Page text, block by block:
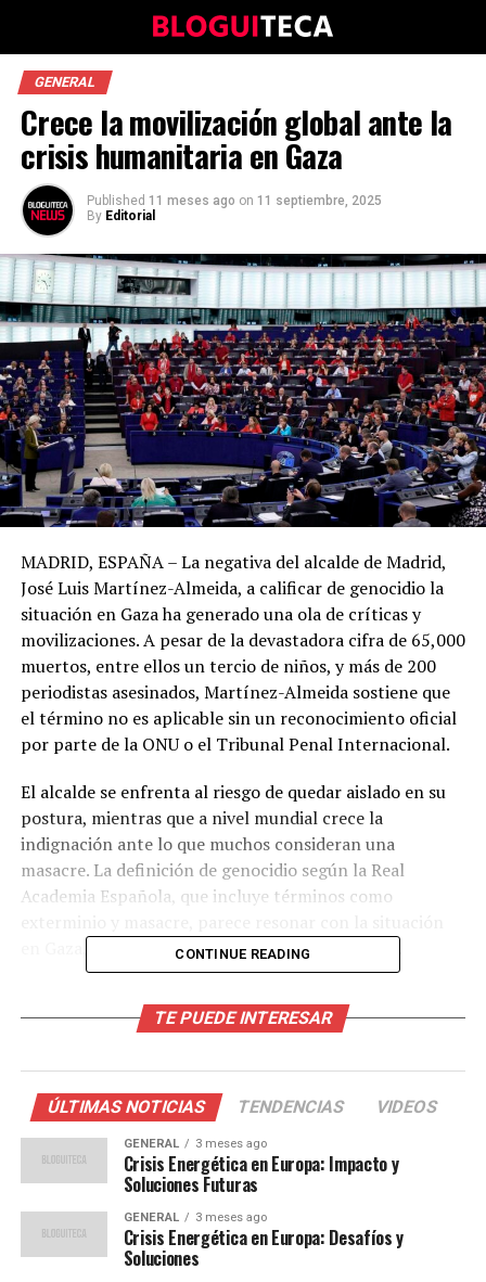
GENERAL
Crece la movilización global ante la
crisis humanitaria en Gaza
Published 11 meses ago on 11 septiembre, 2025
By Editorial
MADRID, ESPAÑA – La negativa del alcalde de Madrid,
José Luis Martínez-Almeida, a calificar de genocidio la
situación en Gaza ha generado una ola de críticas y
movilizaciones. A pesar de la devastadora cifra de 65,000
muertos, entre ellos un tercio de niños, y más de 200
periodistas asesinados, Martínez-Almeida sostiene que
el término no es aplicable sin un reconocimiento oficial
por parte de la ONU o el Tribunal Penal Internacional.
El alcalde se enfrenta al riesgo de quedar aislado en su
postura, mientras que a nivel mundial crece la
indignación ante lo que muchos consideran una
masacre. La definición de genocidio según la Real
Academia Española, que incluye términos como
en Gaza, según críticos de la postura del alcalde.
Reacciones y Movilizaciones
Las manifestaciones en apoyo a la comunidad palestina
se han multiplicado, desde concentraciones en ciudades
hasta incidentes en eventos deportivos como la Vuelta a
España. Este creciente sentimiento de angustia se
enfrenta a las acusaciones de antisemitismo, que
pierden efectividad ante el aumento de voces que
critican las acciones del Gobierno de Israel.
CONTINUE READING
TE PUEDE INTERESAR
ÚLTIMAS NOTICIAS TENDENCIAS VIDEOS
GENERAL 3 meses ago
Crisis Energética en Europa: Impacto y
Soluciones Futuras
GENERAL 3 meses ago
Crisis Energética en Europa: Desafíos y
Soluciones